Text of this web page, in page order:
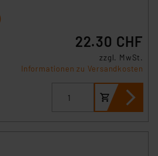
22.30 CHF
zzgl. MwSt.
Informationen zu Versandkosten